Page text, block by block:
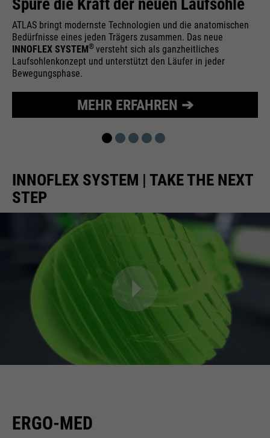
Zweck
Wird zur Begrenzung der Request-
Rate verwendet.
Facebook
24 Monate
Zweck
benutzt.
Spüre die Kraft der neuen Laufsohle
ATLAS bringt modernste Technologien und die anatomischen
Bedürfnisse eines jeden Trägers zusammen. Das neue
INNOFLEX SYSTEM® versteht sich als ganzheitliches
Laufsohlenkonzept und unterstützt den Läufer in jeder
Bewegungsphase.
MEHR ERFAHREN ➔
INNOFLEX SYSTEM | TAKE THE NEXT
STEP
ERGO-MED